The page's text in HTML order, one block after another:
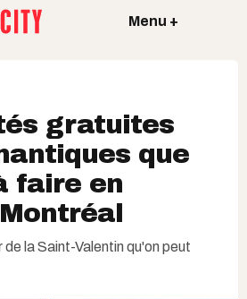
Menu +
gratuites
que
faire en
de la Saint-Valentin qu'on peut